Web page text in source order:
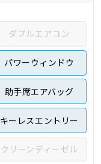
ダブルエアコン
パワーウィンドウ
助手席エアバッグ
キーレスエントリー
クリーンディーゼル